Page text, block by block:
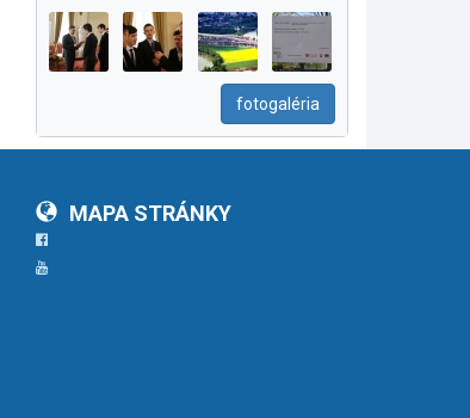
fotogaléria
MAPA STRÁNKY
Facebook
YouTube